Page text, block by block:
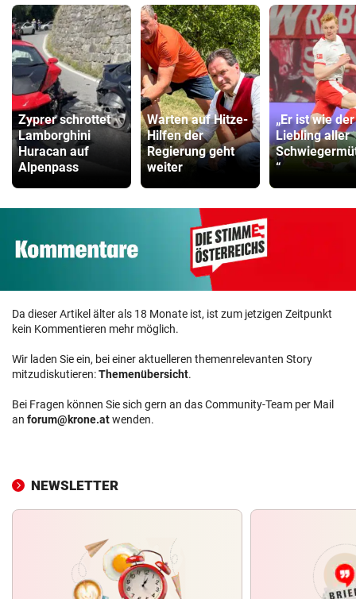
Zyprer schrottet
Lamborghini
Huracan auf
Alpenpass
Warten auf Hitze-
Hilfen der
Regierung geht
weiter
„Er ist wie der
Liebling aller
“
Da dieser Artikel älter als 18 Monate ist, ist zum jetzigen Zeitpunkt
kein Kommentieren mehr möglich.
Wir laden Sie ein, bei einer aktuelleren themenrelevanten Story
mitzudiskutieren:Themenübersicht.
Bei Fragen können Sie sich gern an das Community-Team per Mail
an forum@krone.atwenden.
NEWSLETTER